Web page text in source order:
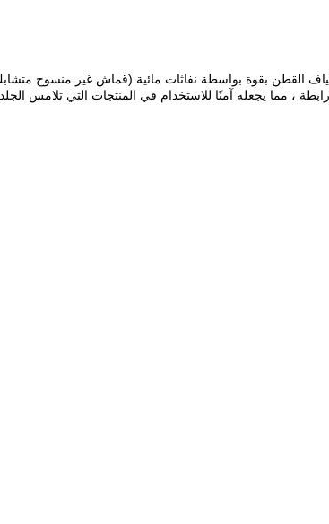
، مما يجعله آمنًا للاستخدام في المنتجات التي تلامس الجلد.